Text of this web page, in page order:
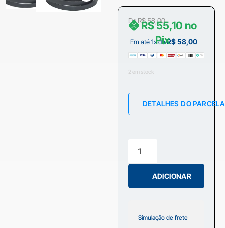
DeR$58,00
Em até 1x deR$58,00
R$55,10 no
Pix
2 em stock
DETALHES DO
ADICIONAR
Simulação de frete